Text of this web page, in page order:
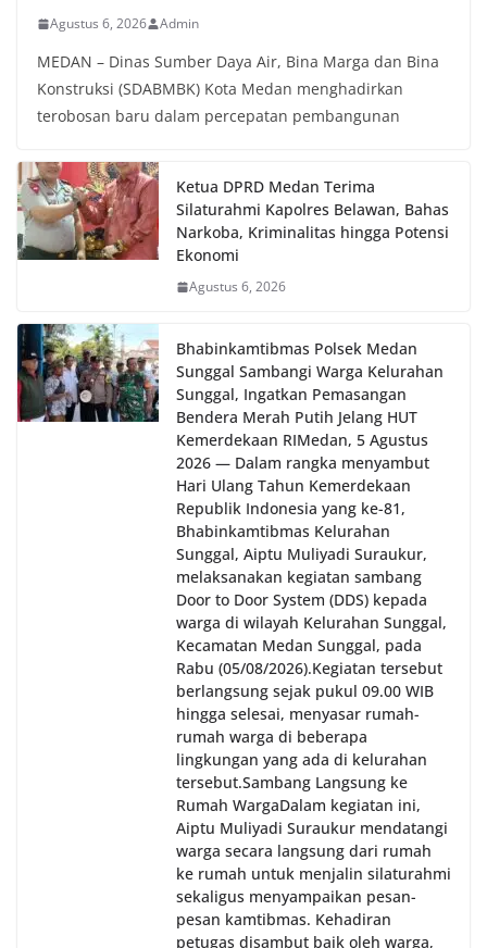
Sunggal sebagai bagian dari upaya menciptakan
sekaligus menumbuhkan semangat nasionalisme
warga dalam menyambut Hari Kemerdekaan RI.
Agustus 6, 2026 Admin
MEDAN – Dinas Sumber Daya Air, Bina Marga dan Bina
Konstruksi (SDABMBK) Kota Medan menghadirkan
terobosan baru dalam percepatan pembangunan
Ketua DPRD Medan Terima
Silaturahmi Kapolres Belawan, Bahas
Narkoba, Kriminalitas hingga Potensi
Ekonomi
Agustus 6, 2026
Bhabinkamtibmas Polsek Medan
Sunggal Sambangi Warga Kelurahan
Sunggal, Ingatkan Pemasangan
Bendera Merah Putih Jelang HUT
Kemerdekaan RI‎‎Medan, 5 Agustus
2026 — Dalam rangka menyambut
Hari Ulang Tahun Kemerdekaan
Republik Indonesia yang ke-81,
Bhabinkamtibmas Kelurahan
Sunggal, Aiptu Muliyadi Suraukur,
melaksanakan kegiatan sambang
Door to Door System (DDS) kepada
warga di wilayah Kelurahan Sunggal,
Kecamatan Medan Sunggal, pada
Rabu (05/08/2026).‎‎Kegiatan tersebut
berlangsung sejak pukul 09.00 WIB
hingga selesai, menyasar rumah-
rumah warga di beberapa
lingkungan yang ada di kelurahan
tersebut.‎Sambang Langsung ke
Rumah Warga‎Dalam kegiatan ini,
Aiptu Muliyadi Suraukur mendatangi
warga secara langsung dari rumah
ke rumah untuk menjalin silaturahmi
sekaligus menyampaikan pesan-
pesan kamtibmas. Kehadiran
petugas disambut baik oleh warga,